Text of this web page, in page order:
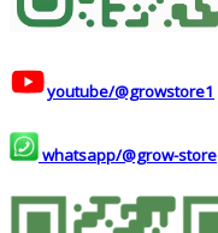
youtube/@growstore1
whatsapp/@grow-store